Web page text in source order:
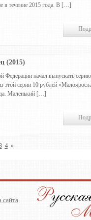
в течение 2015 года. В […]
(2015)
Федерации начал выпускать серию
этой серии 10 рублей
Маленький […]
4 »
сайта